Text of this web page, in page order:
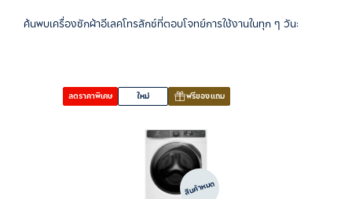
ค้นพบเครื่องซักผ้าอีเลคโทรลักซ์ที่ตอบโจทย์การใช้งานในทุก ๆ วัน:
ลดราคาพิเศษ ใหม่ ฟรีของแถม
สินค้าหมด